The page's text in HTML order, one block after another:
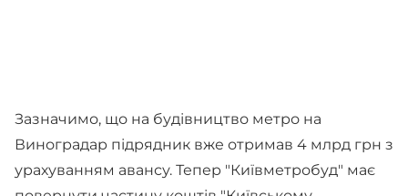
Зазначимо, що на будівництво метро на
Виноградар підрядник вже отримав 4 млрд грн з
урахуванням авансу. Тепер "Київметробуд" має